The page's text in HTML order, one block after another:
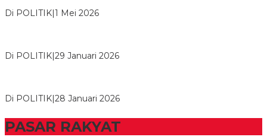
Di POLITIK 1 Mei 2026
Di POLITIK 29 Januari 2026
Di POLITIK 28 Januari 2026
PASAR RAKYAT